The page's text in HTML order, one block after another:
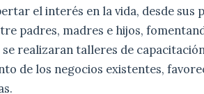
el interés en la vida, desde
padres, madres e hijos,
realizaran talleres de
de los negocios existentes,